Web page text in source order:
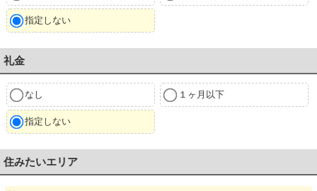
指定しない
礼金
なし １ヶ月以下
指定しない
住みたいエリア